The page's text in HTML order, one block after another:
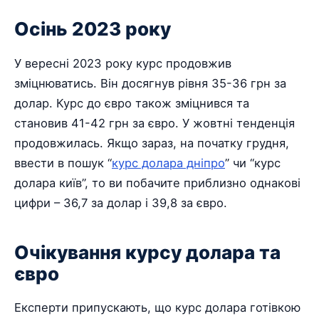
Осінь 2023 року
У вересні 2023 року курс продовжив
зміцнюватись. Він досягнув рівня 35-36 грн за
долар. Курс до євро також зміцнився та
становив 41-42 грн за євро. У жовтні тенденція
продовжилась. Якщо зараз, на початку грудня,
ввести в пошук “курс долара дніпро” чи “курс
долара київ”, то ви побачите приблизно однакові
цифри – 36,7 за долар і 39,8 за євро.
Очікування курсу долара та
євро
Експерти припускають, що курс долара готівкою